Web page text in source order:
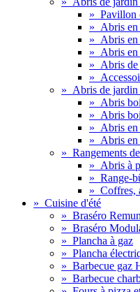
» Pavillon
» Abris en
» Abris en
» Abris en
» Abris
»
» Abris de jardin
» Abris
» Abris
» Abris en
» Abris en
» Rangements
» Abris à
» Range-
» Coffres,
» Cuisine d'été
» Braséro
» Braséro
» Plancha à gaz
» Plancha
» Barbecue gaz
» Barbecue